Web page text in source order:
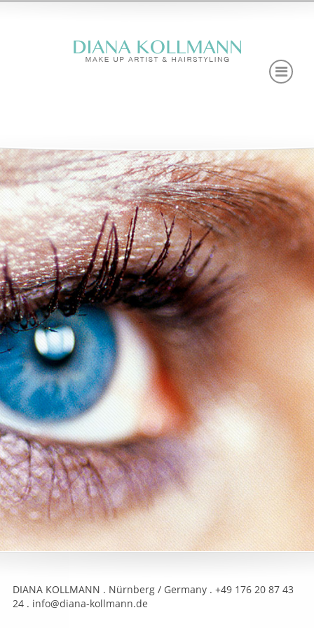
DIANA KOLLMANN . Nürnberg / Germany . +49 176 20 87 43
24 . info@diana-kollmann.de